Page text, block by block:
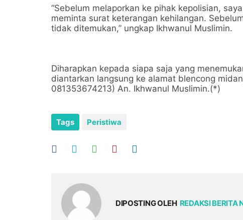
“Sebelum melaporkan ke pihak kepolisian,
meminta surat keterangan kehilangan.
tidak ditemukan,” ungkap Ikhwanul Muslimin.
Diharapkan kepada siapa saja yang
diantarkan langsung ke alamat blencong
081353674213) An. Ikhwanul Muslimin.(*)
Tags Peristiwa
DIPOSTING OLEH REDAKSI BERITA